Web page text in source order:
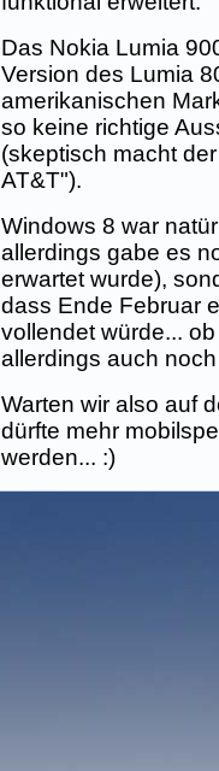
Das Nokia Lumia
Version des Lumia
amerikanischen
so keine richtige
(skeptisch macht
AT&T").
Windows 8 war
allerdings gabe es
erwartet wurde),
dass Ende Februar
vollendet würde...
allerdings auch
Warten wir also auf
dürfte mehr
werden... :)